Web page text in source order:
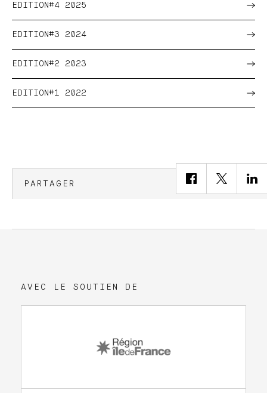
EDITION#4 2025
EDITION#3 2024
EDITION#2 2023
EDITION#1 2022
PARTAGER
AVEC LE SOUTIEN DE